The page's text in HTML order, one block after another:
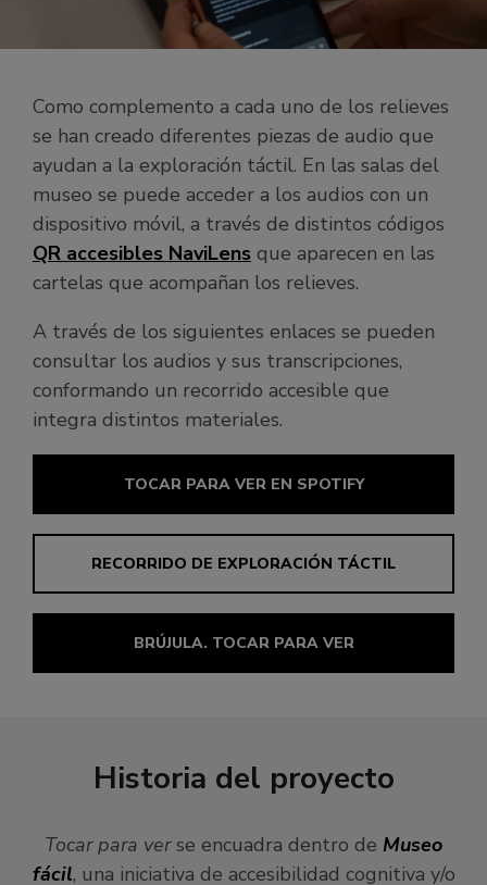
Como complemento a cada uno de los relieves
se han creado diferentes piezas de audio que
ayudan a la exploración táctil. En las salas del
museo se puede acceder a los audios con un
dispositivo móvil, a través de distintos códigos
QR accesibles NaviLens que aparecen en las
cartelas que acompañan los relieves.
A través de los siguientes enlaces se pueden
consultar los audios y sus transcripciones,
conformando un recorrido accesible que
integra distintos materiales.
TOCAR PARA VER EN SPOTIFY
RECORRIDO DE EXPLORACIÓN TÁCTIL
BRÚJULA. TOCAR PARA VER
Historia del proyecto
Tocar para verse encuadra dentro de Museo
fácil, una iniciativa de accesibilidad cognitiva y/o